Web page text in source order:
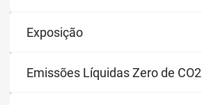
Exposição
Emissões Líquidas Zero de CO2